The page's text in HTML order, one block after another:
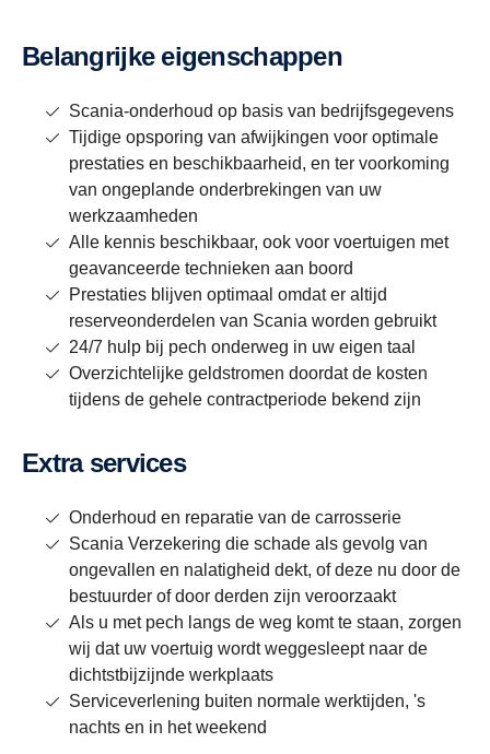
Belangrijke eigenschappen
Scania-onderhoud op basis van bedrijfsgegevens
Tijdige opsporing van afwijkingen voor optimale
prestaties en beschikbaarheid, en ter voorkoming
van ongeplande onderbrekingen van uw
werkzaamheden
Alle kennis beschikbaar, ook voor voertuigen met
geavanceerde technieken aan boord
Prestaties blijven optimaal omdat er altijd
reserveonderdelen van Scania worden gebruikt
24/7 hulp bij pech onderweg in uw eigen taal
Overzichtelijke geldstromen doordat de kosten
tijdens de gehele contractperiode bekend zijn
Extra services
Onderhoud en reparatie van de carrosserie
Scania Verzekering die schade als gevolg van
ongevallen en nalatigheid dekt, of deze nu door de
bestuurder of door derden zijn veroorzaakt
Als u met pech langs de weg komt te staan, zorgen
wij dat uw voertuig wordt weggesleept naar de
dichtstbijzijnde werkplaats
Serviceverlening buiten normale werktijden, 's
nachts en in het weekend